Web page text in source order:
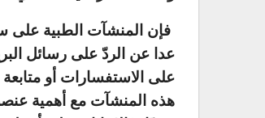
فإن المنشآت الطبية على
عدا عن الردّ على رسائل
على الاستفسارات أو
هذه المنشآت مع أهمية